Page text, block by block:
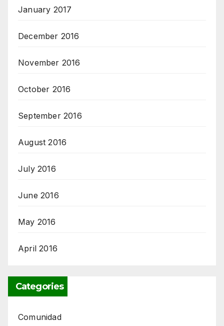
January 2017
December 2016
November 2016
October 2016
September 2016
August 2016
July 2016
June 2016
May 2016
April 2016
Categories
Comunidad